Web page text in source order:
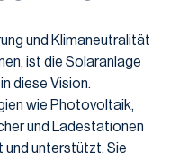
und Klimaneutralität
ist die Solaranlage
diese Vision.
wie Photovoltaik,
und Ladestationen
und unterstützt. Sie